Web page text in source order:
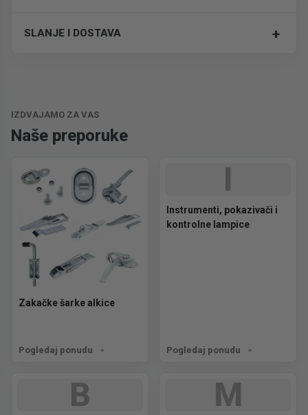
SLANJE I DOSTAVA +
IZDVAJAMO ZA VAS
Naše preporuke
Zakačke šarke alkice
Pogledaj ponudu
I
Instrumenti, pokazivači i
kontrolne lampice
Pogledaj ponudu
B M